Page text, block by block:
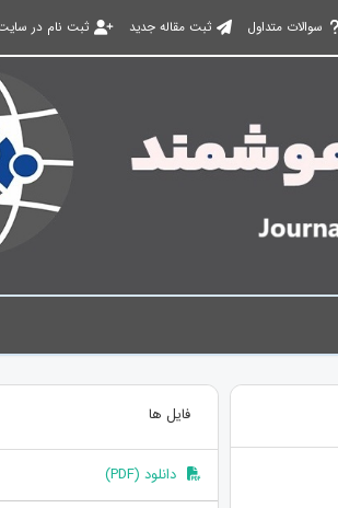
سوالات متداول ثبت مقاله جدید ثبت نام در
فایل ها
دانلود (PDF)